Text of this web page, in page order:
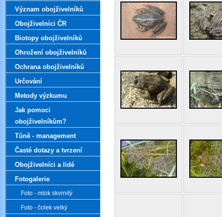
Význam obojživelníků
Obojživelníci ČR
Biotopy obojživelníků
Ohrožení obojživelníků
Ochrana obojživelníků
Určování
Metody výzkumu
Jak pomoci
obojživelníkům?
Tůně - management
Časté dotazy a tvrzení
Obojživelníci a lidé
Fotogalerie
Foto - mlok skvrnitý
Foto - čolek velký